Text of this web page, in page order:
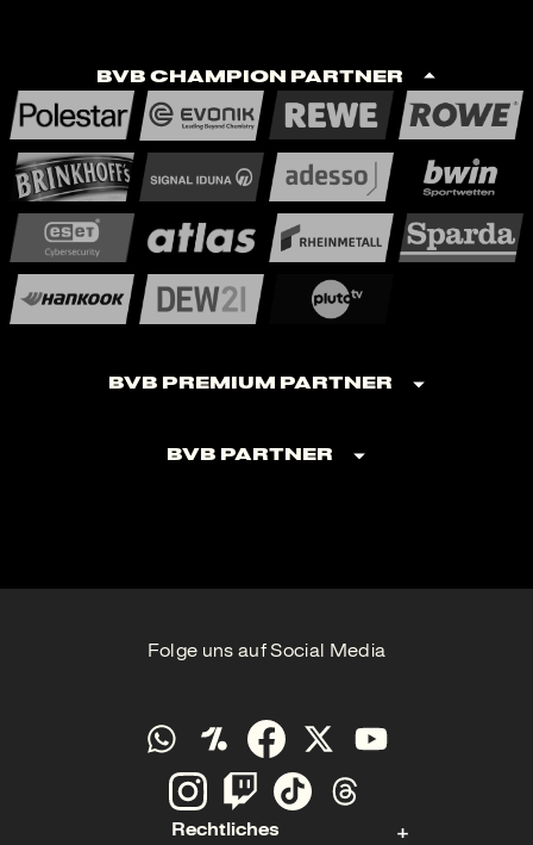
BVB Champion Partner
BVB Premium Partner
BVB Partner
Folge uns auf Social Media
Rechtliches